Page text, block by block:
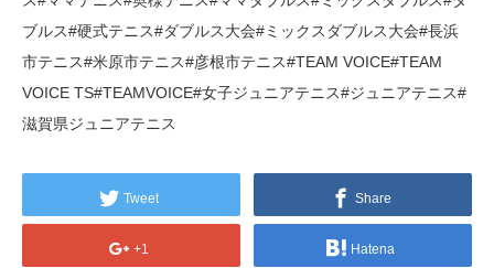
ブルス#硬式テニス#ダブルス大会#ミックスダブルス大会#長浜
市テニス#米原市テニス#彦根市テニス#TEAM VOICE#TEAM
VOICE TS#TEAMVOICE#女子ジュニアテニス#ジュニアテニス#
滋賀県ジュニアテニス
Tweet Share
+1 Hatena